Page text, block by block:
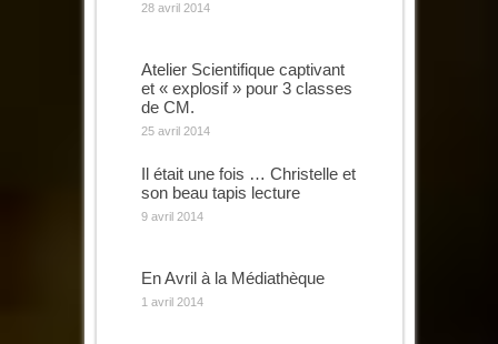
28 avril 2014
Atelier Scientifique captivant
et « explosif » pour 3 classes
de CM.
25 avril 2014
Il était une fois … Christelle et
son beau tapis lecture
9 avril 2014
En Avril à la Médiathèque
1 avril 2014